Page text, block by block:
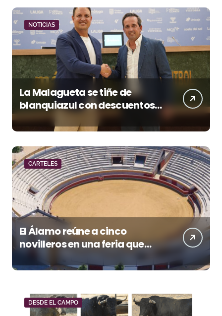
NOTICIAS
La Malagueta se tiñe de
blanquiazul con descuentos
y una corrida homenaje al
Málaga CF
CARTELES
El Álamo reúne a cinco
novilleros en una feria que
vuelve a mirar al futuro
DESDE EL CAMPO